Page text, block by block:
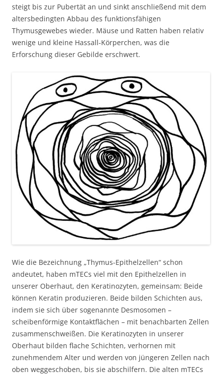
steigt bis zur Pubertät an und sinkt anschließend mit dem
altersbedingten Abbau des funktionsfähigen
Thymusgewebes wieder. Mäuse und Ratten haben relativ
wenige und kleine Hassall-Körperchen, was die
Erforschung dieser Gebilde erschwert.
Wie die Bezeichnung „Thymus-Epithelzellen“ schon
andeutet, haben mTECs viel mit den Epithelzellen in
unserer Oberhaut, den Keratinozyten, gemeinsam: Beide
können Keratin produzieren. Beide bilden Schichten aus,
indem sie sich über sogenannte Desmosomen –
scheibenförmige Kontaktflächen – mit benachbarten Zellen
zusammenschweißen. Die Keratinozyten in unserer
Oberhaut bilden flache Schichten, verhornen mit
zunehmendem Alter und werden von jüngeren Zellen nach
oben weggeschoben, bis sie abschilfern. Die alten mTECs